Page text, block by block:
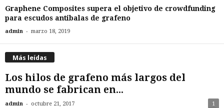
Graphene Composites supera el objetivo de crowdfunding
para escudos antibalas de grafeno
admin - marzo 18, 2019
Más leídas
Los hilos de grafeno más largos del
mundo se fabrican en...
admin - octubre 21, 2017 1